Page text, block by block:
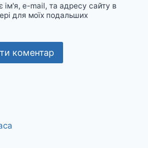
ім'я, e-mail, та адресу сайту в
для моїх подальших